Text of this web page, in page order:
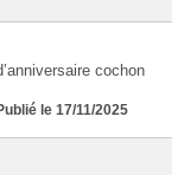
cochon
le 17/11/2025